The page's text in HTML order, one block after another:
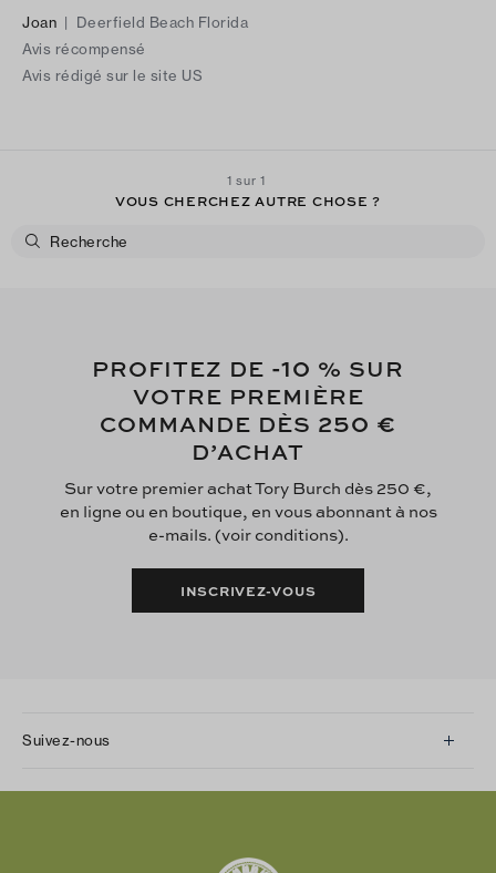
Joan | Deerfield Beach Florida
Avis récompensé
Avis rédigé sur le site US
1 sur 1
VOUS CHERCHEZ AUTRE CHOSE ?
PROFITEZ DE -10 % SUR
VOTRE PREMIÈRE
COMMANDE DÈS 250 €
D’ACHAT
Sur votre premier achat Tory Burch dès 250 €,
en ligne ou en boutique, en vous abonnant à nos
e-mails. (voir conditions).
INSCRIVEZ-VOUS
Suivez-nous